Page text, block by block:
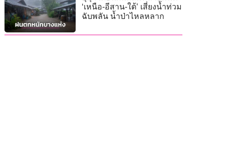
‘เหนือ-อีสาน-ใต้’ เสี่ยงน้ำท่วม
ฉับพลัน น้ำป่าไหลหลาก